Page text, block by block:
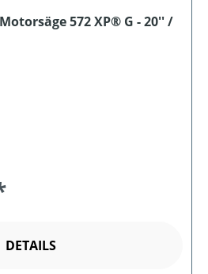
572 XP® G - 20'' /
DETAILS